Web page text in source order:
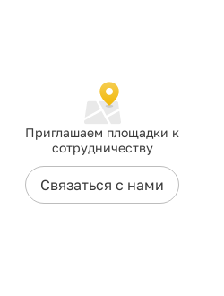
Приглашаем площадки к
сотрудничеству
Связаться с нами